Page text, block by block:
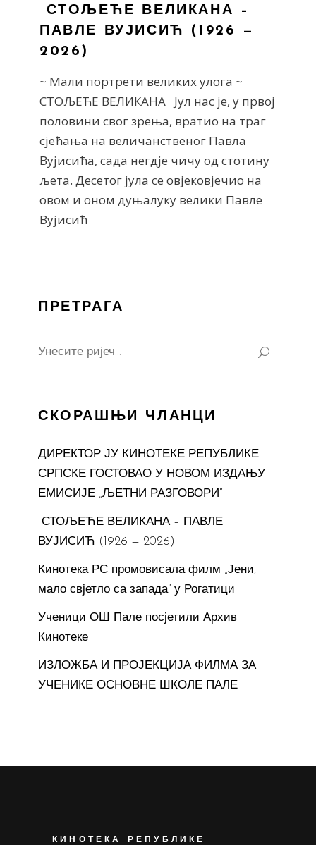
СТОЉЕЋЕ ВЕЛИКАНА –
ПАВЛЕ ВУЈИСИЋ (1926 —
2026)
~ Мали портрети великих улога ~
СТОЉЕЋЕ ВЕЛИКАНА Јул нас је, у првој
половини свог зрења, вратио на траг
сјећања на величанственог Павла
Вујисића, сада негдје чичу од стотину
љета. Десетог јула се овјековјечио на
овом и оном дуњалуку велики Павле
Вујисић
ПРЕТРАГА
for:
СКОРАШЊИ ЧЛАНЦИ
ДИРЕКТОР ЈУ КИНОТЕКЕ РЕПУБЛИКЕ
СРПСКЕ ГОСТОВАО У НОВОМ ИЗДАЊУ
ЕМИСИЈЕ „ЉЕТНИ РАЗГОВОРИ“
СТОЉЕЋЕ ВЕЛИКАНА – ПАВЛЕ
ВУЈИСИЋ (1926 — 2026)
Кинотека РС промовисала филм „Јени,
мало свјетло са запада“ у Рогатици
Ученици ОШ Пале посјетили Архив
Кинотеке
ИЗЛОЖБА И ПРОЈЕКЦИЈА ФИЛМА ЗА
УЧЕНИКЕ ОСНОВНЕ ШКОЛЕ ПАЛЕ
КИНОТЕКА РЕПУБЛИКЕ